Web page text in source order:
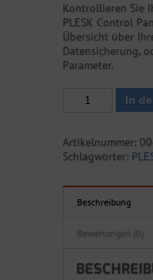
Kontrollieren Sie
PLESK Control
Übersicht über
Datensicherung,
Parameter.
Webhosting
Paket
Menge
In
Artikelnummer:
Schlagwörter:
Beschreibung